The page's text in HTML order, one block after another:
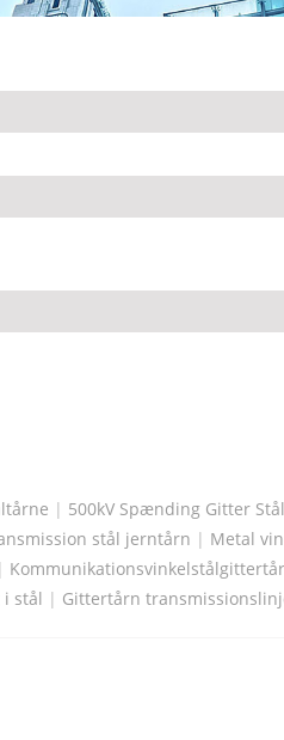
| 500kV Spænding Gitter
stål jerntårn | Metal
i stål | Gittertårn